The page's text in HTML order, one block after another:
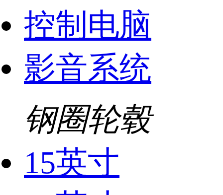
控制电脑
影音系统
钢圈轮毂
15英寸